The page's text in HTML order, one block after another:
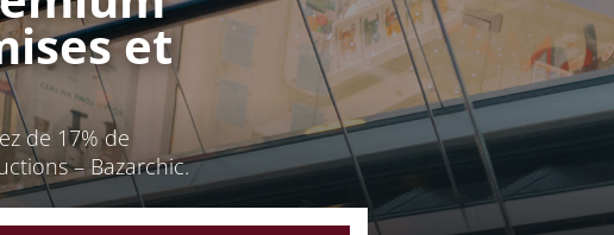
et
de 17% de
– Bazarchic.